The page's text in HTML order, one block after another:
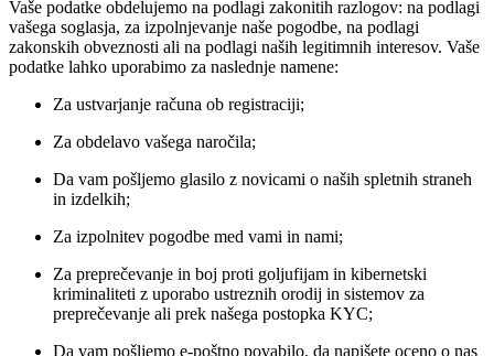
Vaše podatke obdelujemo na podlagi zakonitih razlogov: na podlagi
vašega soglasja, za izpolnjevanje naše pogodbe, na podlagi
zakonskih obveznosti ali na podlagi naših legitimnih interesov. Vaše
podatke lahko uporabimo za naslednje namene:
Za ustvarjanje računa ob registraciji;
Za obdelavo vašega naročila;
Da vam pošljemo glasilo z novicami o naših spletnih straneh
in izdelkih;
Za izpolnitev pogodbe med vami in nami;
Za preprečevanje in boj proti goljufijam in kibernetski
kriminaliteti z uporabo ustreznih orodij in sistemov za
preprečevanje ali prek našega postopka KYC;
Da vam pošljemo e-poštno povabilo, da napišete oceno o nas